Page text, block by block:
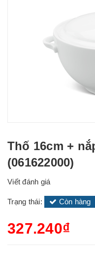
Thố 16cm +
(061622000)
Viết đánh giá
Trạng thái: Còn hàng
327.240₫